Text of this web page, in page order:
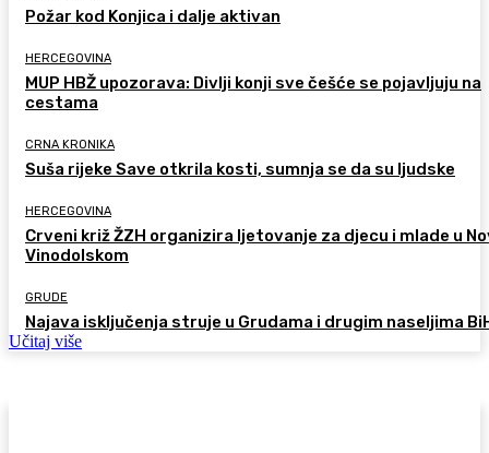
Požar kod Konjica i dalje aktivan
HERCEGOVINA
MUP HBŽ upozorava: Divlji konji sve češće se pojavljuju na
cestama
CRNA KRONIKA
Suša rijeke Save otkrila kosti, sumnja se da su ljudske
HERCEGOVINA
Crveni križ ŽZH organizira ljetovanje za djecu i mlade u
Vinodolskom
GRUDE
Najava isključenja struje u Grudama i drugim naseljima
Učitaj više